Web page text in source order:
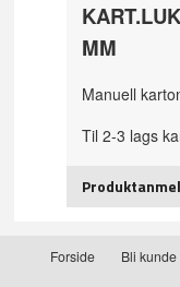
MM
Manuell
Til 2-3 lags
Forside Bli kunde